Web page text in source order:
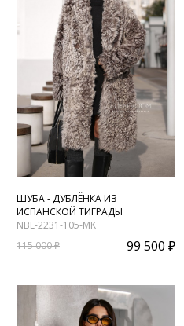
ШУБА - ДУБЛЁНКА ИЗ
ИСПАНСКОЙ ТИГРАДЫ
NBL-2231-105-MK
115 000 ₽
99 500 ₽